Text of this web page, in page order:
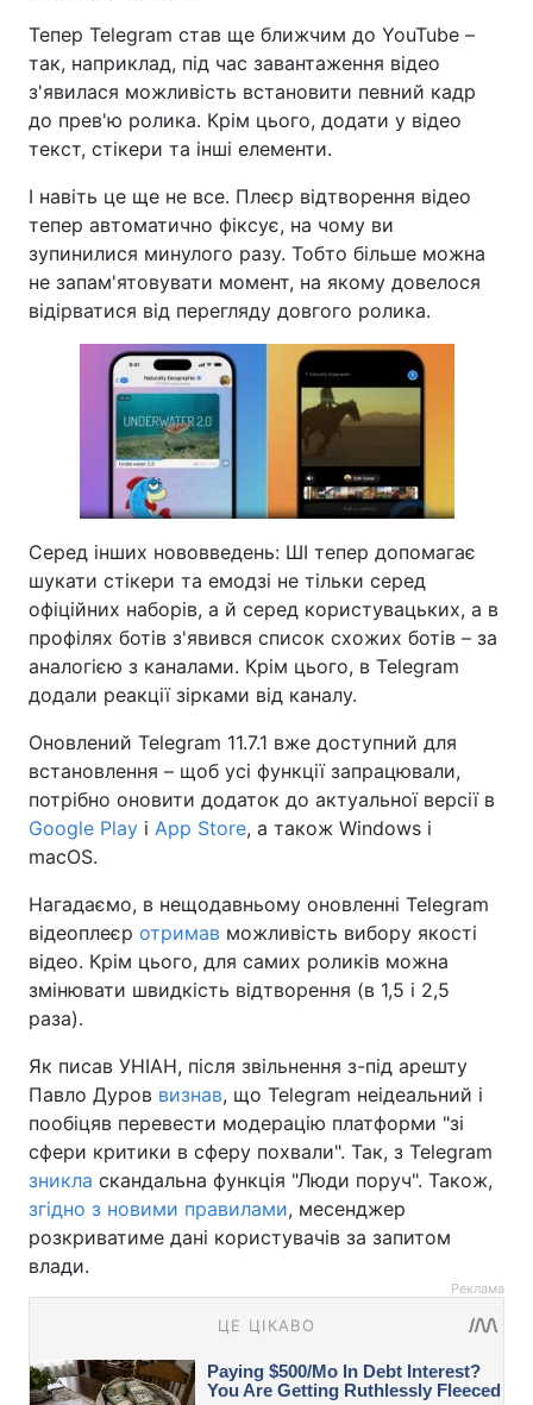
Тепер Telegram став ще ближчим до YouTube –
так, наприклад, під час завантаження відео
з'явилася можливість встановити певний кадр
до прев'ю ролика. Крім цього, додати у відео
текст, стікери та інші елементи.
І навіть це ще не все. Плеєр відтворення відео
тепер автоматично фіксує, на чому ви
зупинилися минулого разу. Тобто більше можна
не запам'ятовувати момент, на якому довелося
відірватися від перегляду довгого ролика.
Серед інших нововведень: ШІ тепер допомагає
шукати стікери та емодзі не тільки серед
офіційних наборів, а й серед користувацьких, а в
профілях ботів з'явився список схожих ботів – за
аналогією з каналами. Крім цього, в Telegram
додали реакції зірками від каналу.
Оновлений Telegram 11.7.1 вже доступний для
встановлення – щоб усі функції запрацювали,
потрібно оновити додаток до актуальної версії в
Google Play і App Store, а також Windows і
macOS.
Нагадаємо, в нещодавньому оновленні Telegram
відеоплеєр отримав можливість вибору якості
відео. Крім цього, для самих роликів можна
змінювати швидкість відтворення (в 1,5 і 2,5
раза).
Як писав УНІАН, після звільнення з-під арешту
Павло Дуров визнав, що Telegram неідеальний і
пообіцяв перевести модерацію платформи "зі
сфери критики в сферу похвали". Так, з Telegram
зникла скандальна функція "Люди поруч". Також,
згідно з новими правилами, месенджер
розкриватиме дані користувачів за запитом
влади.
Реклама